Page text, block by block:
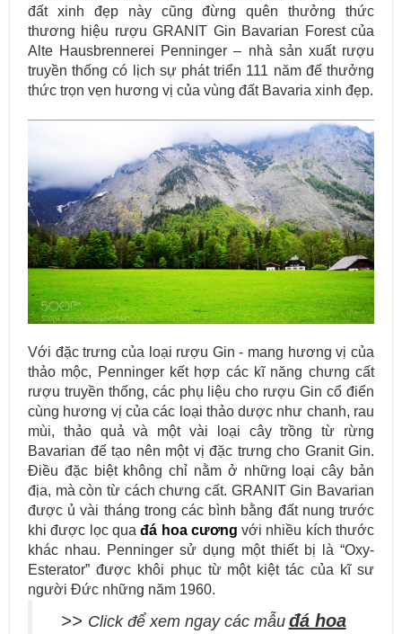
đất xinh đẹp này cũng đừng quên thưởng thức
thương hiệu rượu GRANIT Gin Bavarian Forest của
Alte Hausbrennerei Penninger – nhà sản xuất rượu
truyền thống có lịch sự phát triển 111 năm để thưởng
thức trọn vẹn hương vị của vùng đất Bavaria xinh đẹp.
Với đặc trưng của loại rượu Gin - mang hương vị của
thảo mộc, Penninger kết hợp các kĩ năng chưng cất
rượu truyền thống, các phụ liệu cho rượu Gin cổ điển
cùng hương vị của các loại thảo dược như chanh, rau
mùi, thảo quả và một vài loại cây trồng từ rừng
Bavarian để tạo nên một vị đặc trưng cho Granit Gin.
Điều đặc biệt không chỉ nằm ở những loại cây bản
địa, mà còn từ cách chưng cất. GRANIT Gin Bavarian
được ủ vài tháng trong các bình bằng đất nung trước
khi được lọc quađá hoa cương với nhiều kích thước
khác nhau. Penninger sử dụng một thiết bị là “Oxy-
Esterator” được khôi phục từ một kiệt tác của kĩ sư
người Đức những năm 1960.
>> Click để xem ngaycác mẫu đá hoa
thân yêu của bạn.